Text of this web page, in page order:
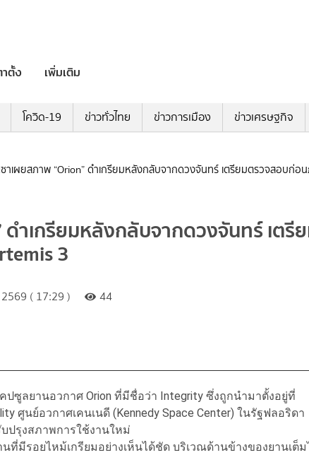
ตั้ง เพิ่มเติม
โควิด-19 ข่าวทั่วไทย ข่าวการเมือง ข่าวเศรษฐกิจ
าเผยสภาพ “Orion” ดำเกรียมหลังกลับจากดวงจันทร์ เตรียมตรวจสอบก่อ
ำเกรียมหลังกลับจากดวงจันทร์ เตรี
3
( 17:29 ) 44
ปซูลยานอวกาศ Orion ที่มีชื่อว่า Integrity ซึ่งถูกนำมาตั้งอยู่ที่
ศูนย์อวกาศเคนเนดี (Kennedy Space Center) ในรัฐฟลอริดา
ปรุงสภาพการใช้งานใหม่
ที่มีรอยไหม้เกรียมอย่างเห็นได้ชัด บริเวณด้านข้างของยานเต็ม